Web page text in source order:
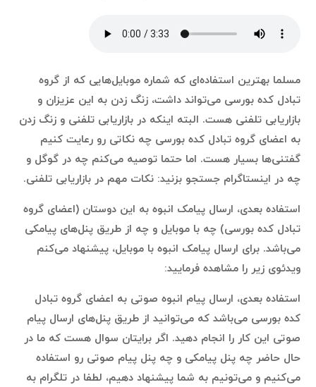
مسلما بهترین استفاده‌ای که شماره موبایل‌هایی که از گروه
تبادل کده بورسی می‌تواند داشت، زنگ زدن به این عزیزان و
بازاریابی تلفنی هست. البته اینکه در بازاریابی تلفنی و زنگ زدن
به اعضای گروه تبادل کده بورسی چه نکاتی رو رعایت کنیم
گفتنی‌ها بسیار هست. اما حتما توصیه می‌کنم چه در گوگل و
چه در اینستاگرام جستجو بزنید: نکات مهم در بازاریابی تلفنی.
استفاده بعدی، ارسال پیامک انبوه به این دوستان (اعضای گروه
تبادل کده بورسی) چه با موبایل و چه از طریق پنل‌های پیامکی
می‌باشد. برای ارسال پیامک انبوه با موبایل، پیشنهاد می‌کنم
ویدئوی زیر را مشاهده فرمایید:
استفاده بعدی، ارسال پیام انبوه صوتی به اعضای گروه تبادل
کده بورسی می‌باشد که می‌توانید از طریق پنل‌های ارسال پیام
صوتی این کار را انجام دهید. اگر برایتان سوال هست که ما در
حال حاضر چه پنل پیامکی و چه پنل پیام صوتی رو استفاده
می‌کنیم و می‌تونیم به شما پیشنهاد دهیم، لطفا در تلگرام به